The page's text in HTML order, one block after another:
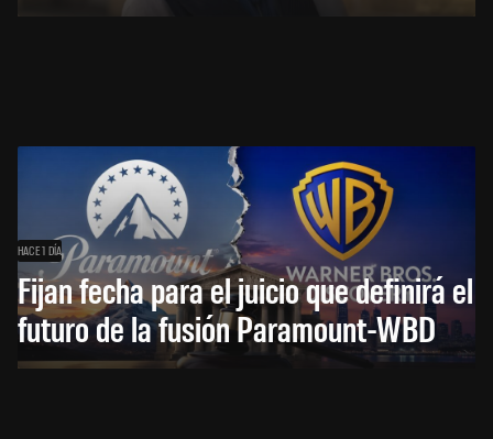
HACE 1 DÍA
Fijan fecha para el juicio que definirá el
futuro de la fusión Paramount-WBD